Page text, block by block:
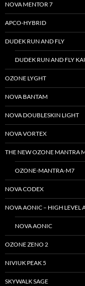
NOVA MENTOR 7
APCO-HYBRID
DUDEK RUN AND FLY
DUDEK RUN AND FLY
OZONE LYGHT
NOVA BANTAM
NOVA DOUBLESKIN LIGHT
NOVA VORTEX
THE NEW OZONE MANTRA
OZONE-MANTRA-M7
NOVA CODEX
NOVA AONIC – HIGH LEVEL
NOVA AONIC
OZONE ZENO 2
NIVIUK PEAK 5
SKYWALK SAGE